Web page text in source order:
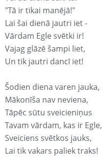
"Tā ir tikai manējā!"
Lai šai dienā jautri iet -
Vārdam Egle svētki ir!
Vajag glāzē šampi liet,
Un tik jautri dancī iet!
Šodien diena varen jauka,
Mākonīša nav neviena,
Tāpēc sūtu sveicieniņus
Tavam vārdam, kas ir Egle,
Sveiciens svētkos jauks,
Lai tik vakars paliek traks!